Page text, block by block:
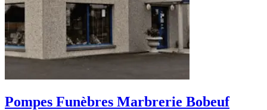
Pompes Funèbres Marbrerie Bobeuf